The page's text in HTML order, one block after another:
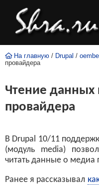
На главную / Drupal /
провайдера
Чтение данных
провайдера
В Drupal 10/11
(модуль media)
читать данные о медиа
Ранее я рассказывал